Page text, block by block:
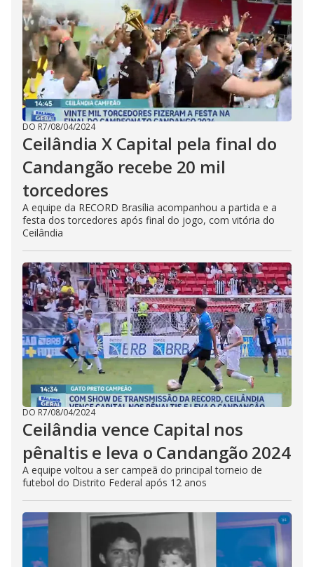
DO R7/08/04/2024
Ceilândia X Capital pela final do
Candangão recebe 20 mil
torcedores
A equipe da RECORD Brasília acompanhou a partida e a
festa dos torcedores após final do jogo, com vitória do
Ceilândia
DO R7/08/04/2024
Ceilândia vence Capital nos
pênaltis e leva o Candangão 2024
A equipe voltou a ser campeã do principal torneio de
futebol do Distrito Federal após 12 anos